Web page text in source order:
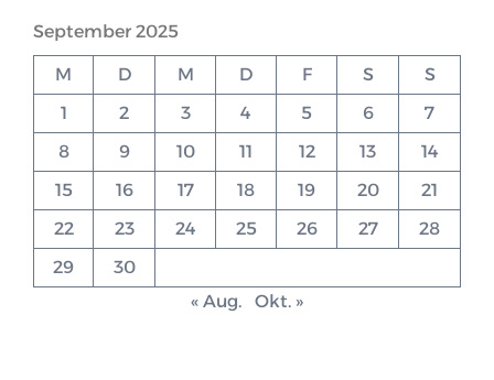
September 2025
M D M D F S
S
1
2 3 4 5 6
7
8
9 10 11 12 13
14
15
16 17 18 19 20
21
22
23 24 25 26 27
28
29
30
« Aug.
Okt. »